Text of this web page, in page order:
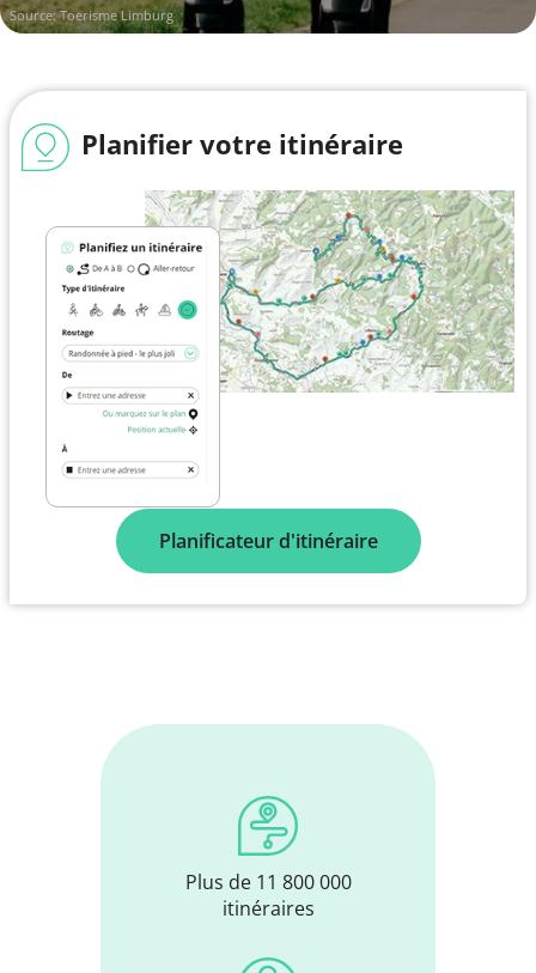
Source: Toerisme Limburg
Planifier votre itinéraire
Planificateur d'itinéraire
Plus de 11 800 000
itinéraires